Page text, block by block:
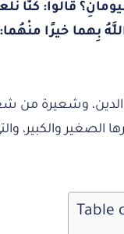
قالوا: كنَّا
بِهما خيرًا
وشعيرة من
الصغير
Table